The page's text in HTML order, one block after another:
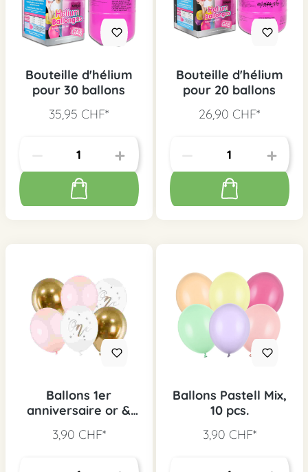
Bouteille d'hélium
pour 30 ballons
35,95 CHF*
Bouteille d'hélium
pour 20 ballons
26,90 CHF*
Ballons 1er
anniversaire or &
3,90 CHF*
Ballons Pastell Mix,
10 pcs.
3,90 CHF*